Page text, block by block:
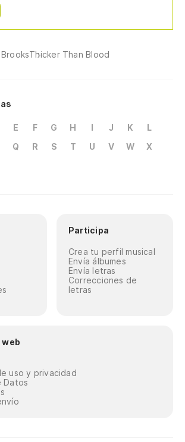
Thicker Than Blood
E F G H I J K
L
Q R S T U V W
X
Participa
Crea tu perfil musical
Envía álbumes
Envía letras
Correcciones de
letras
uso y privacidad
Datos